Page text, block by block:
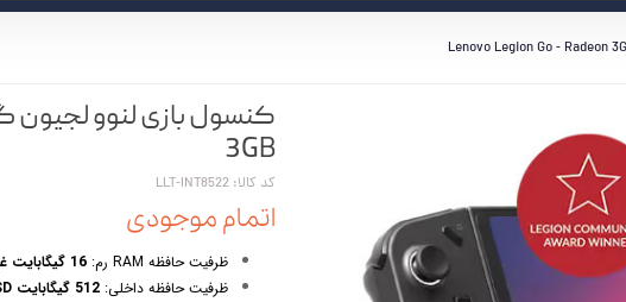
کامپیوتر PC - مانیتور - آل این وان
کنسول بازی
لوازم جانبی
3GB
کد کالا: LLT-INT8522
اتمام موجودی
ظرفیت حافظه RAM رم:
16 گیگابایت غیرقابل ارتقا Onboard
ظرفیت حافظه داخلی: 512 گیگابایت SSD قابل ارتقا تا یک ترابایت